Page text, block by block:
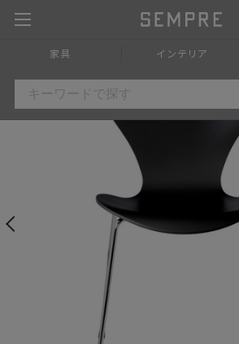
家具 インテリア
HOME チェア椅子 » ダイニン